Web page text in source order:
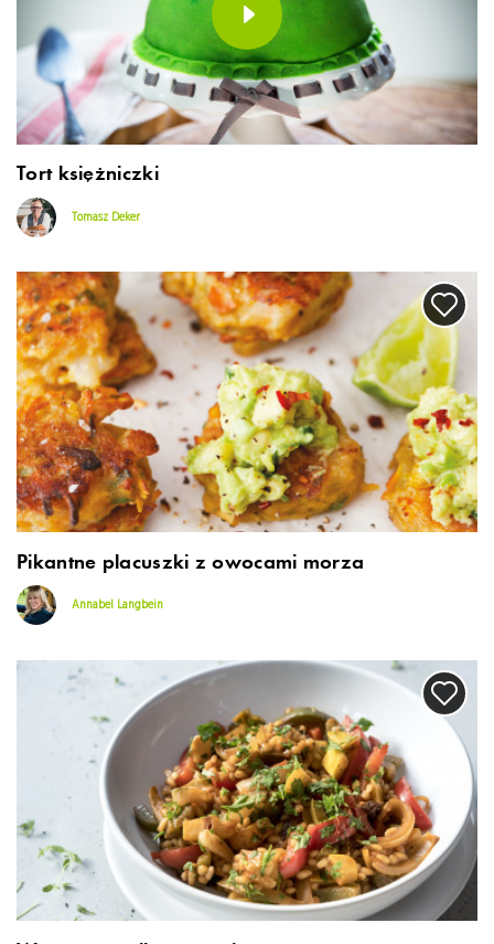
Tort księżniczki
Tomasz Deker
Pikantne placuszki z owocami morza
Annabel Langbein